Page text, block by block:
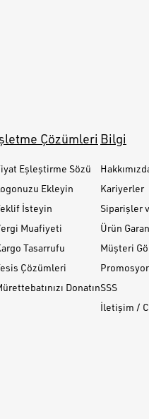
Çözümleri
Eşleştirme Sözü
Ekleyin
İsteyin
Muafiyeti
Tasarrufu
Çözümleri
Donatın
Bilgi
Kariyerler
Siparişler
Ürün
Müşteri
SSS
İletişim /